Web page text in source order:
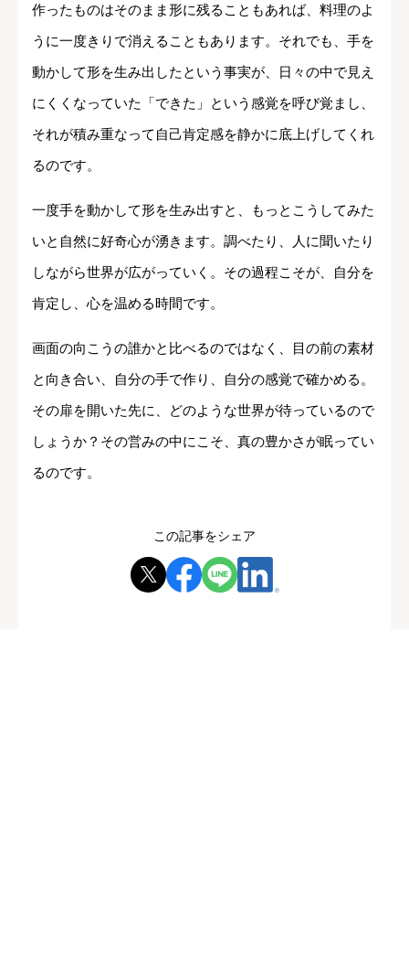
作ったものはそのまま形に残ることもあれば、料理のよ
うに一度きりで消えることもあります。それでも、手を
動かして形を生み出したという事実が、日々の中で見え
にくくなっていた「できた」という感覚を呼び覚まし、
それが積み重なって自己肯定感を静かに底上げしてくれ
るのです。
一度手を動かして形を生み出すと、もっとこうしてみた
いと自然に好奇心が湧きます。調べたり、人に聞いたり
しながら世界が広がっていく。その過程こそが、自分を
肯定し、心を温める時間です。
画面の向こうの誰かと比べるのではなく、目の前の素材
と向き合い、自分の手で作り、自分の感覚で確かめる。
その扉を開いた先に、どのような世界が待っているので
しょうか？その営みの中にこそ、真の豊かさが眠ってい
るのです。
この記事をシェア